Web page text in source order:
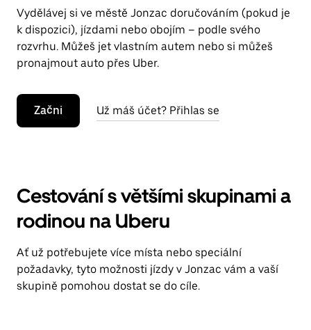
Vydělávej si ve městě Jonzac doručováním (pokud je
k dispozici), jízdami nebo obojím – podle svého
rozvrhu. Můžeš jet vlastním autem nebo si můžeš
pronajmout auto přes Uber.
Začni Už máš účet? Přihlas se
Cestování s většími skupinami a
rodinou na Uberu
Ať už potřebujete více místa nebo speciální
požadavky, tyto možnosti jízdy v Jonzac vám a vaší
skupině pomohou dostat se do cíle.